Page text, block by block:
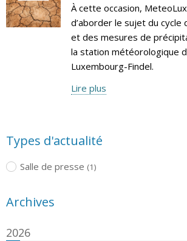
À cette occasion,
d’aborder le sujet du cycle
et des mesures de
la station météorologique
Luxembourg-Findel.
Lire plus
Types d'actualité
Salle de presse (1)
Archives
2026